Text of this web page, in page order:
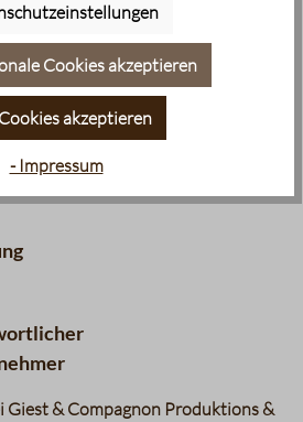
minimale regionale Anbauhöhe:
minimale regionale Anbauhöhe:
Giest & Compagnon Produktions &
Cookies akzeptieren
akzeptieren
- Impressum